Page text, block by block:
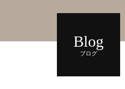
Blog
ブログ